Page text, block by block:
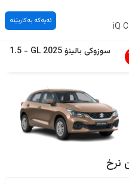
ئەپەکە بەکاربێنە
سوزوکی بالینۆ2025
GL
-
1.5
نرخ